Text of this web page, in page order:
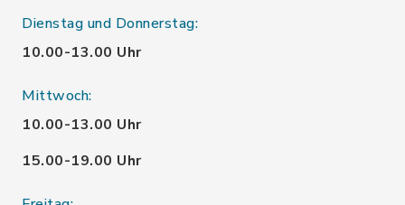
Dienstag und Donnerstag:
10.00-13.00 Uhr
Mittwoch:
10.00-13.00 Uhr
15.00-19.00 Uhr